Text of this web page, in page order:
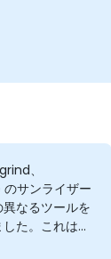
、
サンライザー
なるツールを
た。これは基
晴らしい機会